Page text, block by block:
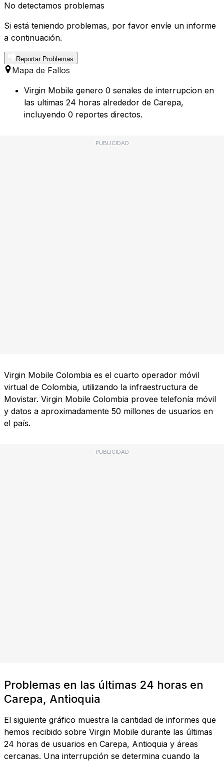
No detectamos problemas
Si está teniendo problemas, por favor envíe un informe
a continuación.
Reportar Problemas
Mapa de Fallos
Virgin Mobile genero 0 senales de interrupcion en
las ultimas 24 horas alrededor de Carepa,
incluyendo 0 reportes directos.
PUBLICIDAD
Virgin Mobile Colombia es el cuarto operador móvil
virtual de Colombia, utilizando la infraestructura de
Movistar. Virgin Mobile Colombia provee telefonía móvil
y datos a aproximadamente 50 millones de usuarios en
el país.
PUBLICIDAD
Problemas en las últimas 24 horas en
Carepa, Antioquia
El siguiente gráfico muestra la cantidad de informes que
hemos recibido sobre Virgin Mobile durante las últimas
24 horas de usuarios en Carepa, Antioquia y áreas
cercanas. Una interrupción se determina cuando la